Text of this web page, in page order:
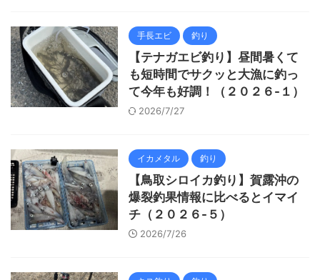
手長エビ 釣り
【テナガエビ釣り】昼間暑くて
も短時間でサクッと大漁に釣っ
て今年も好調！（２０２６-１）
2026/7/27
イカメタル 釣り
【鳥取シロイカ釣り】賀露沖の
爆裂釣果情報に比べるとイマイ
チ（２０２６-５）
2026/7/26